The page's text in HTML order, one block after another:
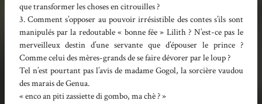
que transformer les choses en citrouilles ?
3. Comment s’opposer au pouvoir irrésistible des contes s’ils sont
manipulés par la redoutable « bonne fée » Lilith ? N’est-ce pas le
merveilleux destin d’une servante que d’épouser le prince ?
Comme celui des mères-grands de se faire dévorer par le loup ?
Tel n’est pourtant pas l’avis de madame Gogol, la sorcière vaudou
des marais de Genua.
« enco an piti zassiette di gombo, ma chè ? »